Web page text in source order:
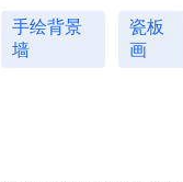
手绘背景
墙
瓷板
画